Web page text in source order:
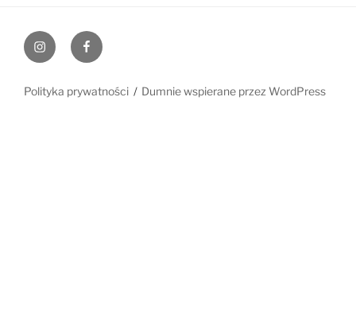
InstagramFacebook
Polityka prywatności Dumnie wspierane przez WordPress